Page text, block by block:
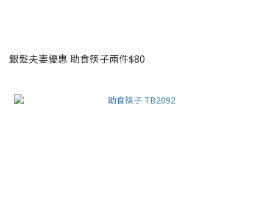
銀髮夫妻優惠 助食筷子兩件$80